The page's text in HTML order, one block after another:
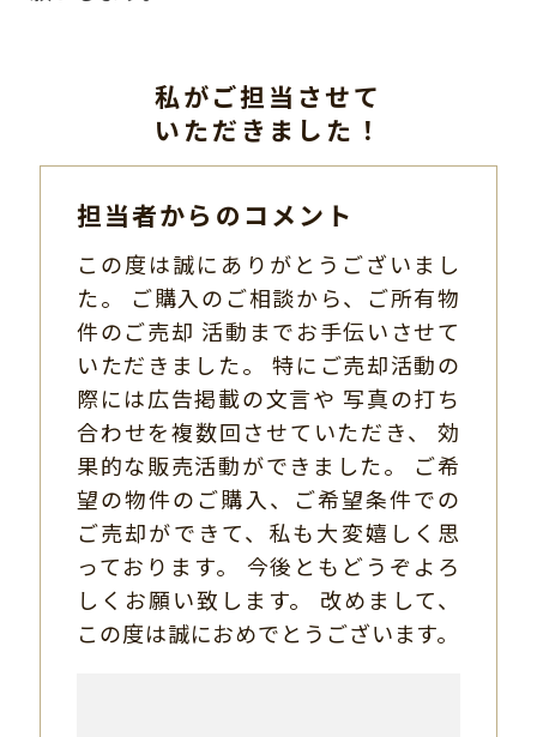
私がご担当させて
いただきました！
担当者からのコメント
この度は誠にありがとうございまし
た。 ご購入のご相談から、ご所有物
件のご売却 活動までお手伝いさせて
いただきました。 特にご売却活動の
際には広告掲載の文言や 写真の打ち
合わせを複数回させていただき、 効
果的な販売活動ができました。 ご希
望の物件のご購入、ご希望条件での
ご売却ができて、私も大変嬉しく思
っております。 今後ともどうぞよろ
しくお願い致します。 改めまして、
この度は誠におめでとうございます。